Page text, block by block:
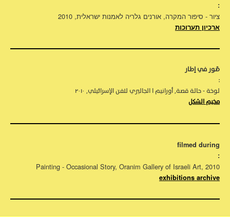
:
ציור - סיפור המקרה, אורנים גלריה לאמנות ישראלית, 2010
ארכיון תערוכות
صّور في إطار
:
لوخة - حالة قصة, أورانيم ا الجاليري للفن الإسرائيلي, ٢٠١٠
مخيم الشكل
filmed during
:
Painting - Occasional Story, Oranim Gallery of Israeli Art, 2010
exhibitions archive